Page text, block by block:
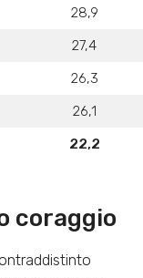
28,9
27,4
26,3
26,1
22,2
coraggio